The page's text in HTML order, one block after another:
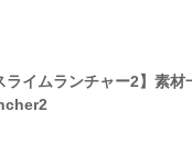
ライムランチャー2】素